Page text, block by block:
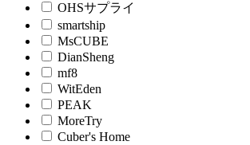
OHSサプライ
smartship
MsCUBE
DianSheng
mf8
WitEden
PEAK
MoreTry
Cuber's Home